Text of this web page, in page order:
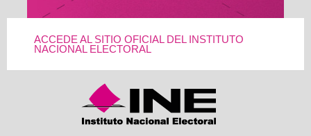
ACCEDE AL SITIO OFICIAL DEL INSTITUTO
NACIONAL ELECTORAL